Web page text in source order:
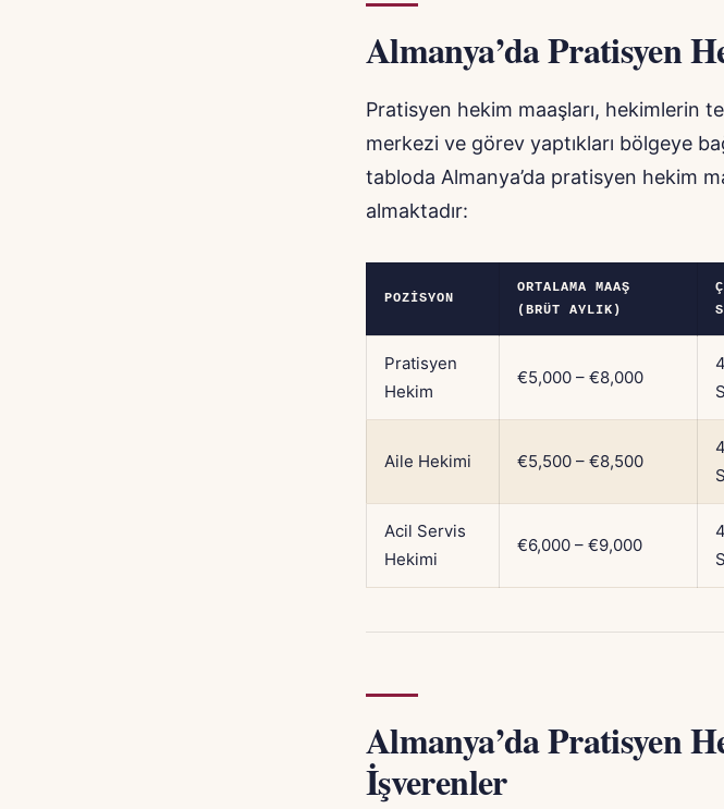
Almanya’da Pratisyen
Pratisyen hekim maaşları, hekimlerin
merkezi ve görev yaptıkları bölgeye
tabloda Almanya’da pratisyen hekim
almaktadır:
POZISYON
ORTALAMA MAAŞ
(BRÜT AYLIK)
Pratisyen
Hekim
€5,000 – €8,000
Aile Hekimi €5,500 – €8,500
Acil Servis
Hekimi
€6,000 – €9,000
Almanya’da Pratisyen
İşverenler